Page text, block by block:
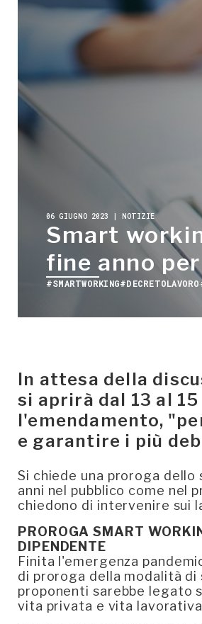
06 GIUGNO 2023 | NOTIZIE
Smart
fine anno
#SMARTWORKING#DECRETOLAVORO
In attesa della
si aprirà dal 13 al
l'emendamento,
e garantire i più
Si chiede una proroga
anni nel pubblico come nel
chiedono di intervenire sui
PROROGA SMART
DIPENDENTE
Finita l'emergenza
di proroga della modalità
proponenti sarebbe legato
vita privata e vita